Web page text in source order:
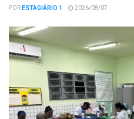
PORESTAGIÁRIO 1 2026/08/07